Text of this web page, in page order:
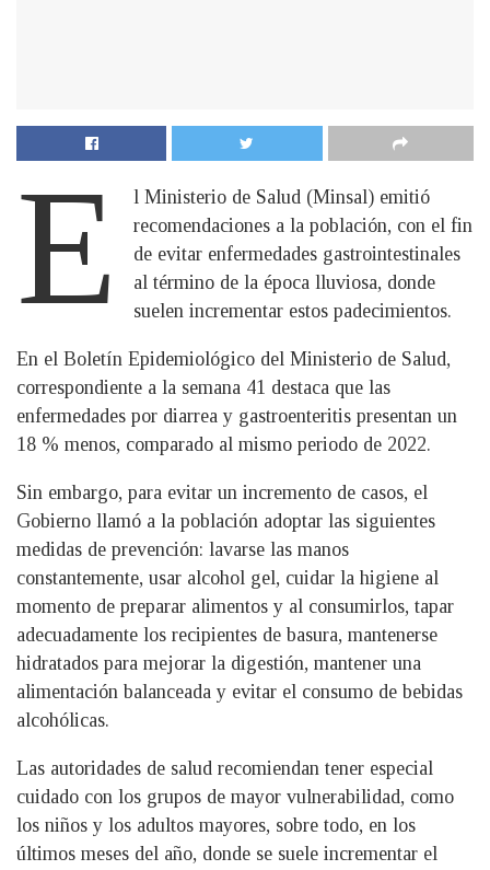
E
l Ministerio de Salud (Minsal) emitió
recomendaciones a la población, con el fin
de evitar enfermedades gastrointestinales
al término de la época lluviosa, donde
suelen incrementar estos padecimientos.
En el Boletín Epidemiológico del Ministerio de Salud,
correspondiente a la semana 41 destaca que las
enfermedades por diarrea y gastroenteritis presentan un
18 % menos, comparado al mismo periodo de 2022.
Sin embargo, para evitar un incremento de casos, el
Gobierno llamó a la población adoptar las siguientes
medidas de prevención: lavarse las manos
constantemente, usar alcohol gel, cuidar la higiene al
momento de preparar alimentos y al consumirlos, tapar
adecuadamente los recipientes de basura, mantenerse
hidratados para mejorar la digestión, mantener una
alimentación balanceada y evitar el consumo de bebidas
alcohólicas.
Las autoridades de salud recomiendan tener especial
cuidado con los grupos de mayor vulnerabilidad, como
los niños y los adultos mayores, sobre todo, en los
últimos meses del año, donde se suele incrementar el